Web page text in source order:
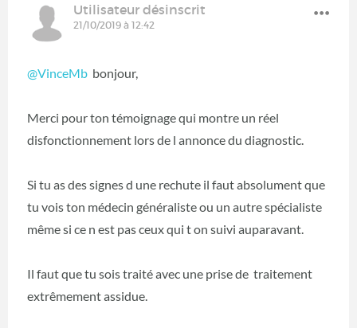
Utilisateur désinscrit
21/10/2019 à 12:42
@VinceMb bonjour,
Merci pour ton témoignage qui montre un réel
disfonctionnement lors de l annonce du diagnostic.
Si tu as des signes d une rechute il faut absolument que
tu vois ton médecin généraliste ou un autre spécialiste
même si ce n est pas ceux qui t on suivi auparavant.
Il faut que tu sois traité avec une prise de traitement
extrêmement assidue.